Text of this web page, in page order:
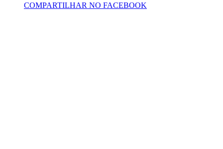
COMPARTILHAR NO FACEBOOK